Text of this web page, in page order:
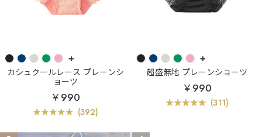
+
カシュクールレース プレーンシ
ョーツ
￥990
(392)
+
超盛無地 プレーンショーツ
￥990
(311)